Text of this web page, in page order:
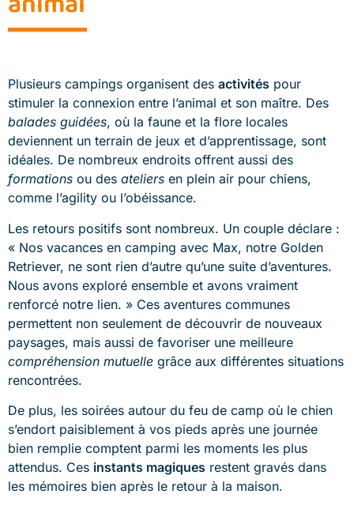
Plusieurs campings organisent des activités pour
stimuler la connexion entre l’animal et son maître. Des
balades guidées, où la faune et la flore locales
deviennent un terrain de jeux et d’apprentissage, sont
idéales. De nombreux endroits offrent aussi des
formations ou des ateliers en plein air pour chiens,
comme l’agility ou l’obéissance.
Les retours positifs sont nombreux. Un couple déclare :
« Nos vacances en camping avec Max, notre Golden
Retriever, ne sont rien d’autre qu’une suite d’aventures.
Nous avons exploré ensemble et avons vraiment
renforcé notre lien. » Ces aventures communes
permettent non seulement de découvrir de nouveaux
paysages, mais aussi de favoriser une meilleure
compréhension mutuelle grâce aux différentes situations
rencontrées.
De plus, les soirées autour du feu de camp où le chien
s’endort paisiblement à vos pieds après une journée
bien remplie comptent parmi les moments les plus
attendus. Ces instants magiques restent gravés dans
les mémoires bien après le retour à la maison.